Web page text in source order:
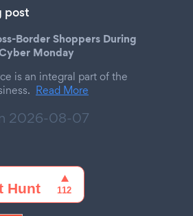
post
Border Shoppers During
Monday
is an integral part of the
Read More
2026-08-07